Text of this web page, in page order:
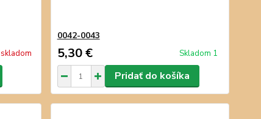
0042-0043
5,30 € Skladom 1
Pridať do košíka